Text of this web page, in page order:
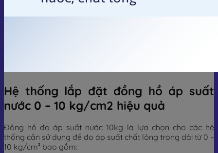
Hệ thống lắp đặt đồng hồ áp suất
nước 0 – 10 kg/cm2 hiệu quả
Đồng hồ đo áp suất nước 10kg là lựa chọn cho các hệ
thống cần sử dụng để đo áp suất chất lỏng trong dải từ 0 –
10 kg/cm² bao gồm: